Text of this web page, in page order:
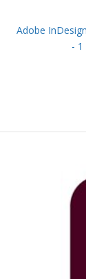
Adobe
- 1